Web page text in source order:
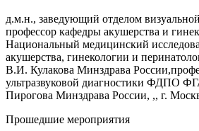
д.м.н., заведующий отделом
профессор кафедры акушерства и
Национальный медицинский
акушерства, гинекологии и
В.И. Кулакова Минздрава
ультразвуковой диагностики
Пирогова Минздрава России, ,, г.
Прошедшие мероприятия